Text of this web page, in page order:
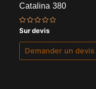
Catalina 380
Note
0
sur
Sur devis
Demander un devis